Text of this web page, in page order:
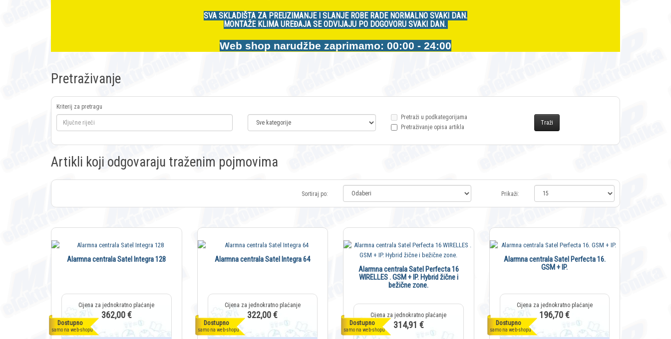
SVA SKLADIŠTA ZA PREUZIMANJE I SLANJE ROBE RADE NORMALNO SVAKI DAN.
MONTAŽE KLIMA UREĐAJA SE ODVIJAJU PO DOGOVORU SVAKI DAN.
Web shop narudžbe zaprimamo: 00:00 - 24:00
Pretraživanje
Kriterij za pretragu
Pretraži u podkategorijama
Pretraživanje opisa artikla
Artikli koji odgovaraju traženim pojmovima
Sortiraj po: Prikaži:
Dostupno
samo na web-shopu
Alarmna centrala Satel Integra 128
362,00 €
Dostupno
samo na web-shopu
Alarmna centrala Satel Integra 64
322,00 €
Dostupno
samo na web-shopu
Alarmna centrala Satel Perfecta 16
WIRELLES . GSM + IP. Hybrid žične i
bežične zone.
314,91 € Dostupno
samo na web-shopu
Alarmna centrala Satel Perfecta 16.
GSM + IP.
196,70 €